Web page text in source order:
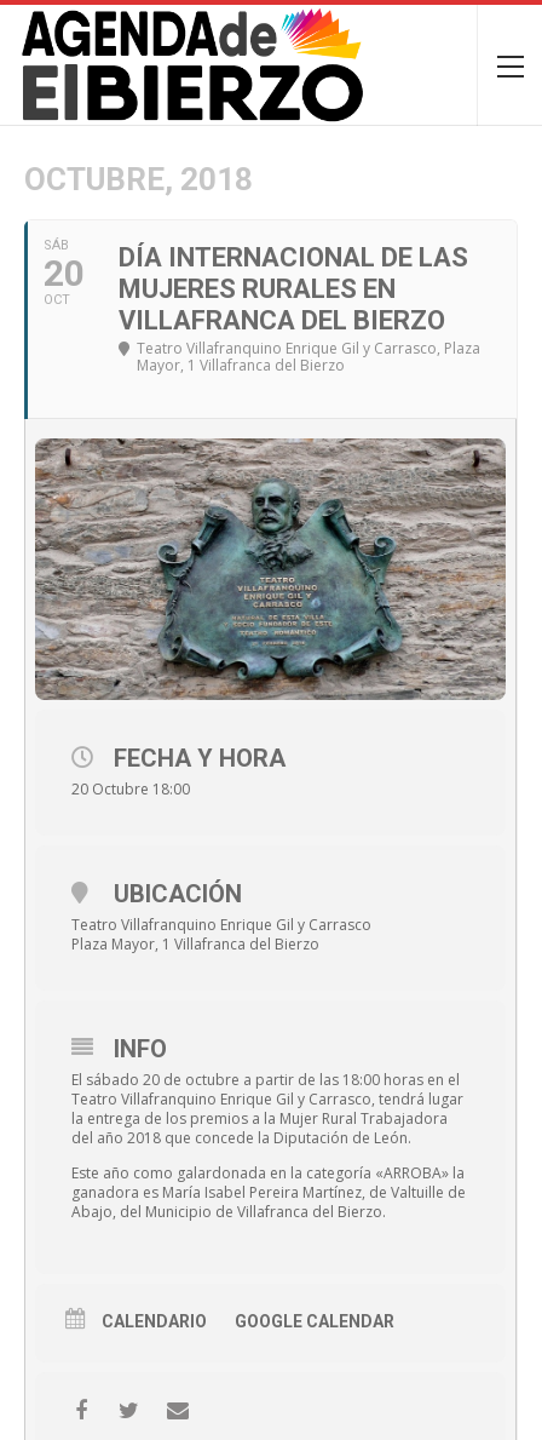
OCTUBRE, 2018
SÁB
20
OCT
DÍA INTERNACIONAL DE LAS
MUJERES RURALES EN
VILLAFRANCA DEL BIERZO
Teatro Villafranquino Enrique Gil y Carrasco, Plaza
Mayor, 1 Villafranca del Bierzo
FECHA Y HORA
20 Octubre 18:00
UBICACIÓN
Teatro Villafranquino Enrique Gil y Carrasco
Plaza Mayor, 1 Villafranca del Bierzo
INFO
El sábado 20 de octubre a partir de las 18:00 horas en el
Teatro Villafranquino Enrique Gil y Carrasco, tendrá lugar
la entrega de los premios a la Mujer Rural Trabajadora
del año 2018 que concede la Diputación de León.
Este año como galardonada en la categoría «ARROBA» la
ganadora es María Isabel Pereira Martínez, de Valtuille de
Abajo, del Municipio de Villafranca del Bierzo.
CALENDARIO GOOGLE CALENDAR